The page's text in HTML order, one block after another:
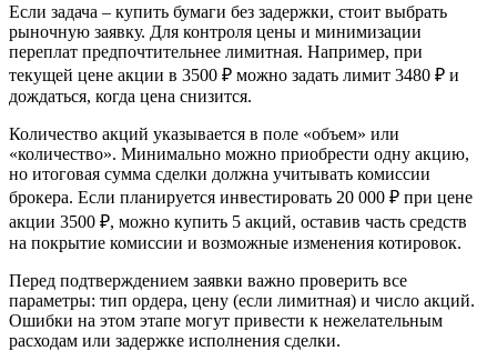
Если задача – купить бумаги без задержки, стоит выбрать
рыночную заявку. Для контроля цены и минимизации
переплат предпочтительнее лимитная. Например, при
текущей цене акции в 3500 ₽ можно задать лимит 3480 ₽ и
дождаться, когда цена снизится.
Количество акций указывается в поле «объем» или
«количество». Минимально можно приобрести одну акцию,
но итоговая сумма сделки должна учитывать комиссии
брокера. Если планируется инвестировать 20 000 ₽ при цене
акции 3500 ₽, можно купить 5 акций, оставив часть средств
на покрытие комиссии и возможные изменения котировок.
Перед подтверждением заявки важно проверить все
параметры: тип ордера, цену (если лимитная) и число акций.
Ошибки на этом этапе могут привести к нежелательным
расходам или задержке исполнения сделки.